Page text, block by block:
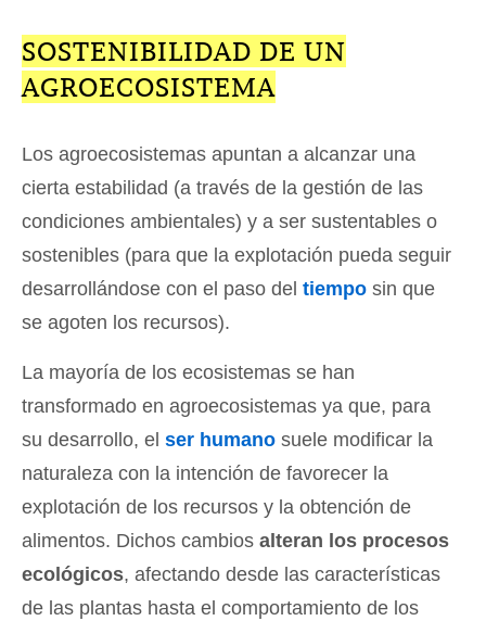
SOSTENIBILIDAD DE UN
AGROECOSISTEMA
Los agroecosistemas apuntan a alcanzar una
cierta estabilidad (a través de la gestión de las
condiciones ambientales) y a ser sustentables o
sostenibles (para que la explotación pueda seguir
desarrollándose con el paso del tiempo sin que
se agoten los recursos).
La mayoría de los ecosistemas se han
transformado en agroecosistemas ya que, para
su desarrollo, el ser humano suele modificar la
naturaleza con la intención de favorecer la
explotación de los recursos y la obtención de
alimentos. Dichos cambios alteran los procesos
ecológicos, afectando desde las características
de las plantas hasta el comportamiento de los